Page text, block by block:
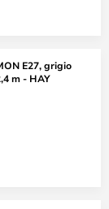
E27, grigio
m - HAY